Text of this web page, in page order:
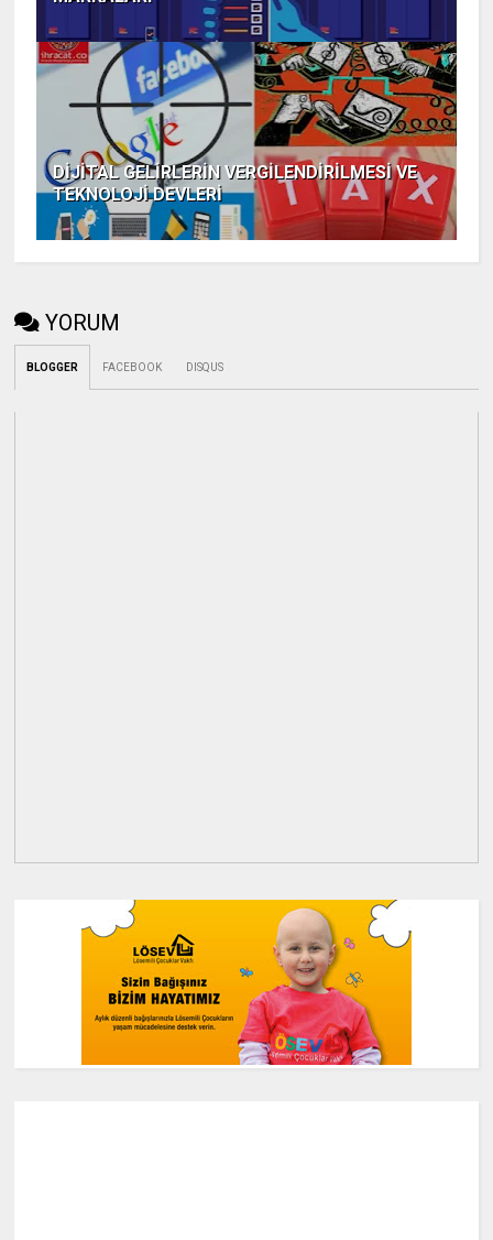
DİJİTAL GELİRLERİN VERGİLENDİRİLMESİ VE
TEKNOLOJİ DEVLERİ
YORUM
BLOGGER FACEBOOK DISQUS